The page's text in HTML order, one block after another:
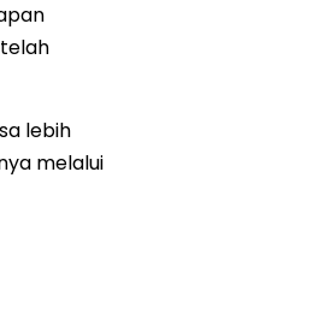
lebih
melalui